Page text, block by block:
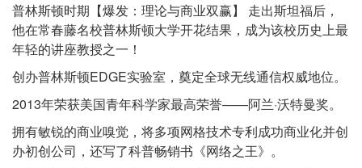
普林斯顿时期【爆发：理论与商业双赢】 走出斯坦福后，
他在常春藤名校普林斯顿大学开花结果，成为该校历史上最
年轻的讲座教授之一！
创办普林斯顿EDGE实验室，奠定全球无线通信权威地位。
2013年荣获美国青年科学家最高荣誉——阿兰·沃特曼奖。
拥有敏锐的商业嗅觉，将多项网格技术专利成功商业化并创
办初创公司，还写了科普畅销书《网络之王》。